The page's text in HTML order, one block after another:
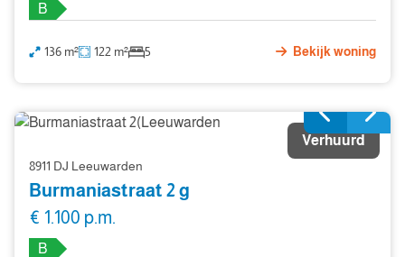
B
136 m² 122 m² 5 Bekijk woning
Verhuurd
8911 DJ Leeuwarden
Burmaniastraat 2 g
€ 1.100 p.m.
B